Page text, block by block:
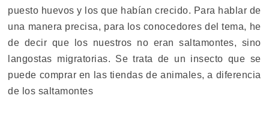
puesto huevos y los que habían crecido. Para hablar de
una manera precisa, para los conocedores del tema, he
de decir que los nuestros no eran saltamontes, sino
langostas migratorias. Se trata de un insecto que se
puede comprar en las tiendas de animales, a diferencia
de los saltamontes